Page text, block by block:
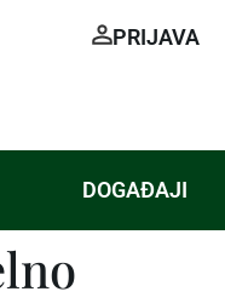
PRIJAVA
DOGAĐAJI